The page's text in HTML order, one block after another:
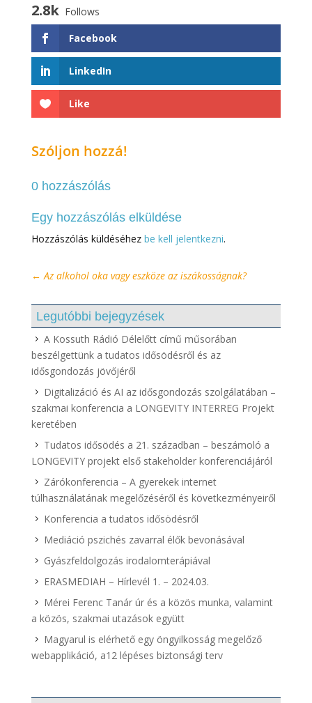
2.8k Follows
Facebook
LinkedIn
Like
Szóljon hozzá!
0 hozzászólás
Egy hozzászólás elküldése
Hozzászólás küldéséhez be kell jelentkezni.
←Az alkohol oka vagy eszköze az iszákosságnak?
Legutóbbi bejegyzések
A Kossuth Rádió Délelőtt című műsorában
beszélgettünk a tudatos idősödésről és az
idősgondozás jövőjéről
Digitalizáció és AI az idősgondozás szolgálatában –
szakmai konferencia a LONGEVITY INTERREG Projekt
keretében
Tudatos idősödés a 21. században – beszámoló a
LONGEVITY projekt első stakeholder konferenciájáról
Zárókonferencia – A gyerekek internet
túlhasználatának megelőzéséről és következményeiről
Konferencia a tudatos idősödésről
Mediáció pszichés zavarral élők bevonásával
Gyászfeldolgozás irodalomterápiával
ERASMEDIAH – Hírlevél 1. – 2024.03.
Mérei Ferenc Tanár úr és a közös munka, valamint
a közös, szakmai utazások együtt
Magyarul is elérhető egy öngyilkosság megelőző
webapplikáció, a12 lépéses biztonsági terv